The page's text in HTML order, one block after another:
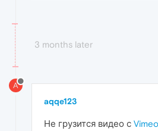
3 months later
A
aqqe123
Не грузится видео с